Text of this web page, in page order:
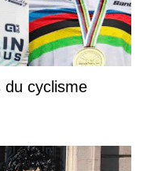
du cyclisme